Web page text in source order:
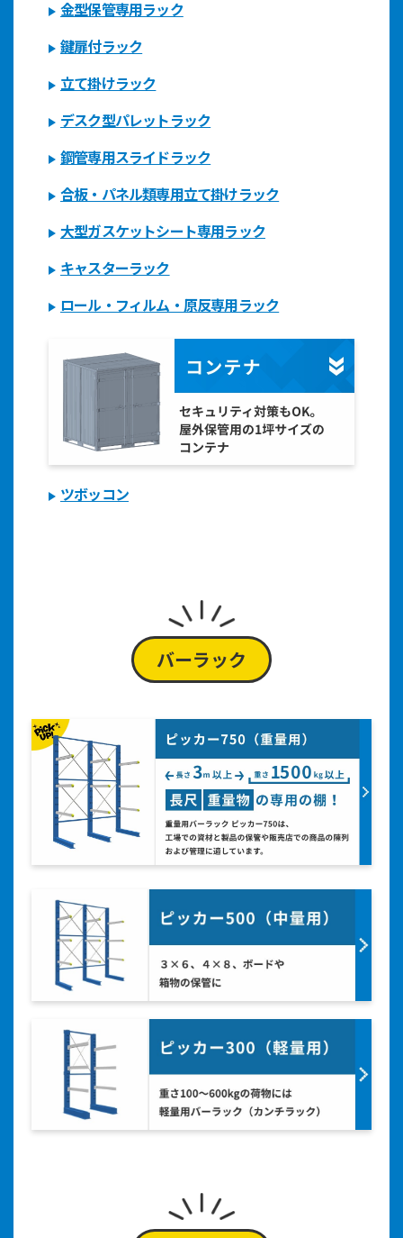
金型保管専用ラック
鍵扉付ラック
立て掛けラック
デスク型パレットラック
鋼管専用スライドラック
合板・パネル類専用立て掛けラック
大型ガスケットシート専用ラック
キャスターラック
ロール・フィルム・原反専用ラック
ツボッコン
バーラック